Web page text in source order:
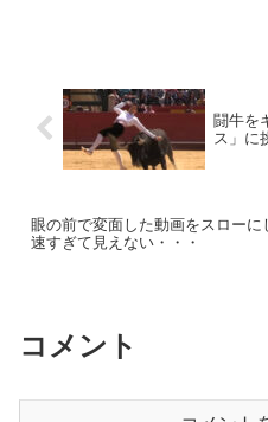
闘牛を
ス」に
眼の前で変面した動画をスローに
速すぎて見えない・・・
コメント